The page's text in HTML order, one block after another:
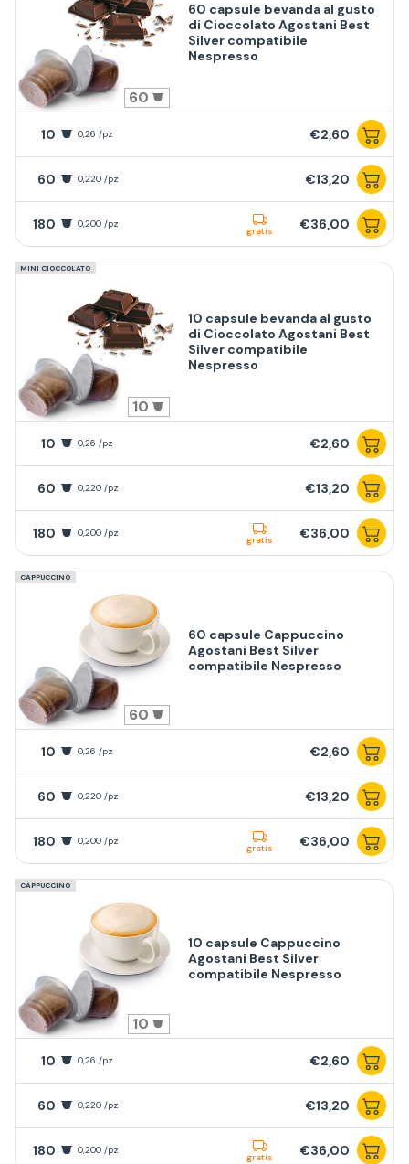
60
60 capsule bevanda al gusto
di Cioccolato Agostani Best
Silver compatibile
Nespresso
10 0,26 /pz €2,60
60 0,220 /pz €13,20
180 0,200 /pz
gratis €36,00
MINI CIOCCOLATO
10
10 capsule bevanda al gusto
di Cioccolato Agostani Best
Silver compatibile
Nespresso
10 0,26 /pz €2,60
60 0,220 /pz €13,20
180 0,200 /pz
gratis €36,00
CAPPUCCINO
60
60 capsule Cappuccino
Agostani Best Silver
compatibile Nespresso
10 0,26 /pz €2,60
60 0,220 /pz €13,20
180 0,200 /pz
gratis €36,00
CAPPUCCINO
10
10 capsule Cappuccino
Agostani Best Silver
compatibile Nespresso
10 0,26 /pz €2,60
60 0,220 /pz €13,20
180 0,200 /pz
gratis €36,00